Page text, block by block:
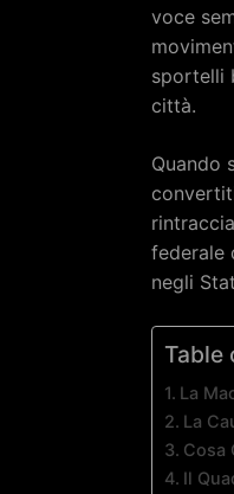
voce
sportelli
città.
Quando
federale
negli
Table
La
La
Cosa
Il